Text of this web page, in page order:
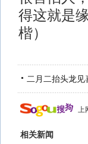
得这就是
楷）
二月二抬头龙见
上
相关新闻